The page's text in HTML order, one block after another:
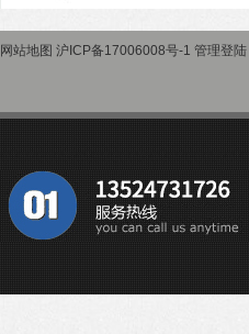
网站地图 沪ICP备17006008号-1 管理登陆